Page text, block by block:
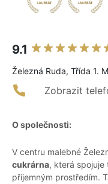
9.1
Železná Ruda, Třída 1.
Zobrazit
O společnosti:
V centru malebné
cukrárna, která spojuje
příjemným prostředím.